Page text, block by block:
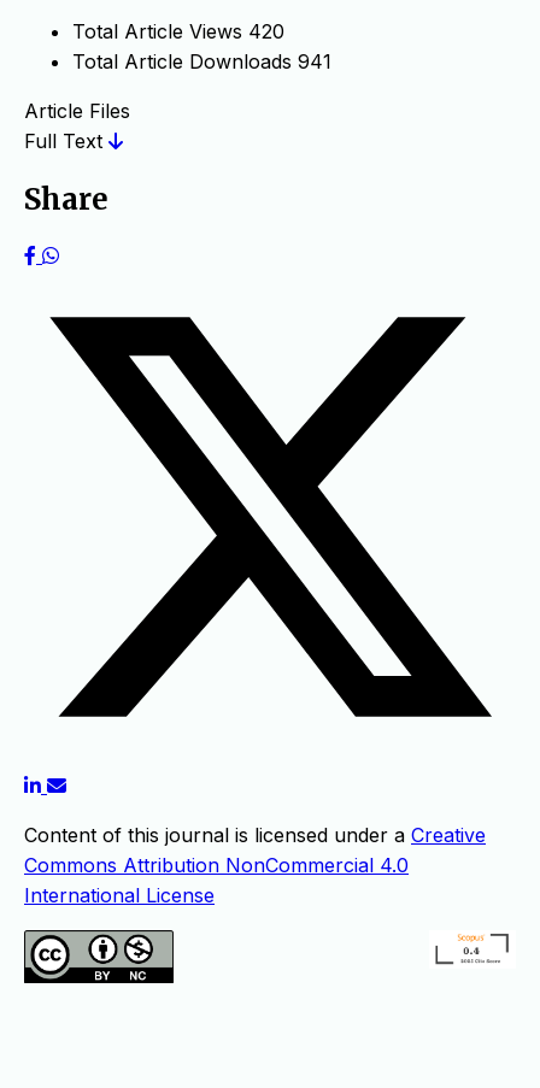
Total Article Views 420
Total Article Downloads 941
Article Files
Full Text
Share
Content of this journal is licensed under a Creative
Commons Attribution NonCommercial 4.0
International License